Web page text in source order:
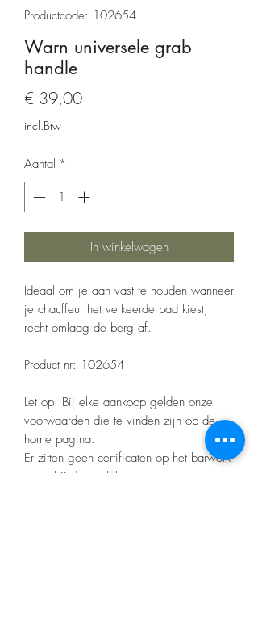
Productcode: 102654
Warn universele grab
handle
€ 39,00Prijs
incl.Btw
Aantal *
In winkelwagen
Ideaal om je aan vast te houden wanneer
je chauffeur het verkeerde pad kiest,
recht omlaag de berg af.
Product nr: 102654
Let op! Bij elke aankoop gelden onze
voorwaarden die te vinden zijn op de
home pagina.
Er zitten geen certificaten op het barwork
zoals bij de merk bumpers.